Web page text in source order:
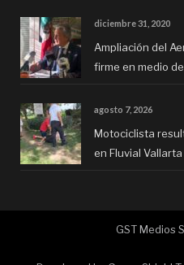
diciembre 31, 2020
Ampliación del
firme en medio
agosto 7, 2026
Motociclista
en Fluvial Vallarta
GST Medios